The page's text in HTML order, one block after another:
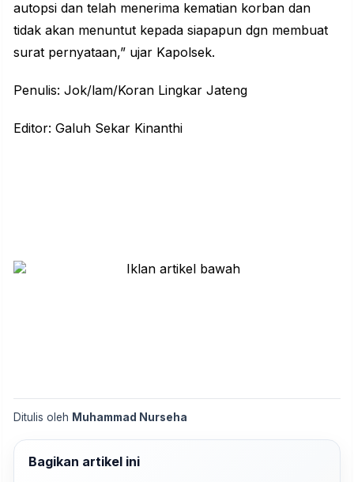
autopsi dan telah menerima kematian korban dan
tidak akan menuntut kepada siapapun dgn membuat
surat pernyataan,” ujar Kapolsek.
Penulis: Jok/lam/Koran Lingkar Jateng
Editor: Galuh Sekar Kinanthi
Ditulis oleh Muhammad Nurseha
Bagikan artikel ini